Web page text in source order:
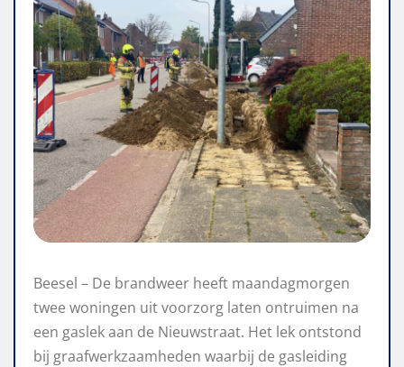
Beesel – De brandweer heeft maandagmorgen
twee woningen uit voorzorg laten ontruimen na
een gaslek aan de Nieuwstraat. Het lek ontstond
bij graafwerkzaamheden waarbij de gasleiding